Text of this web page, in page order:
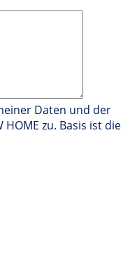
Daten und der
zu. Basis ist die